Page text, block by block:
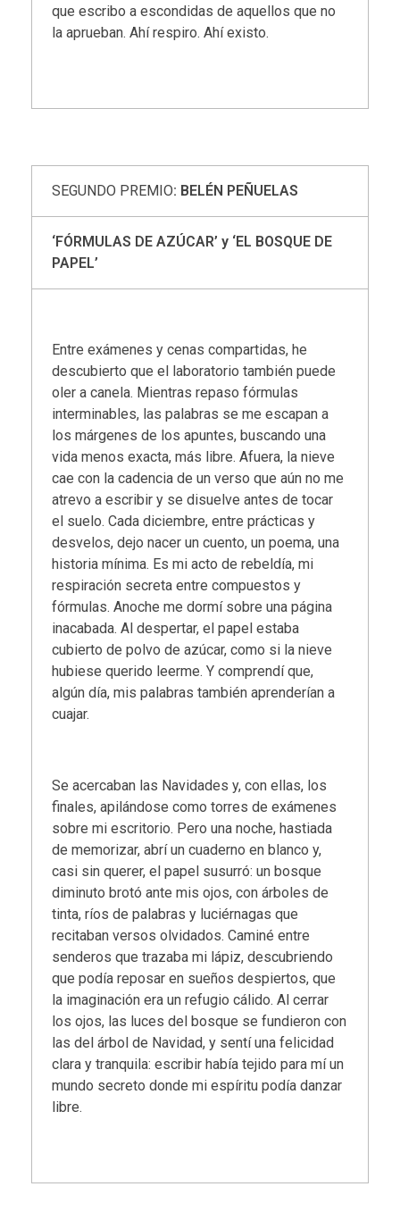
que escribo a escondidas de aquellos que no
la aprueban. Ahí respiro. Ahí existo.
SEGUNDO PREMIO: BELÉN PEÑUELAS
‘FÓRMULAS DE AZÚCAR’ y ‘EL BOSQUE DE
PAPEL’
Entre exámenes y cenas compartidas, he
descubierto que el laboratorio también puede
oler a canela. Mientras repaso fórmulas
interminables, las palabras se me escapan a
los márgenes de los apuntes, buscando una
vida menos exacta, más libre. Afuera, la nieve
cae con la cadencia de un verso que aún no me
atrevo a escribir y se disuelve antes de tocar
el suelo. Cada diciembre, entre prácticas y
desvelos, dejo nacer un cuento, un poema, una
historia mínima. Es mi acto de rebeldía, mi
respiración secreta entre compuestos y
fórmulas. Anoche me dormí sobre una página
inacabada. Al despertar, el papel estaba
cubierto de polvo de azúcar, como si la nieve
hubiese querido leerme. Y comprendí que,
algún día, mis palabras también aprenderían a
cuajar.
Se acercaban las Navidades y, con ellas, los
finales, apilándose como torres de exámenes
sobre mi escritorio. Pero una noche, hastiada
de memorizar, abrí un cuaderno en blanco y,
casi sin querer, el papel susurró: un bosque
diminuto brotó ante mis ojos, con árboles de
tinta, ríos de palabras y luciérnagas que
recitaban versos olvidados. Caminé entre
senderos que trazaba mi lápiz, descubriendo
que podía reposar en sueños despiertos, que
la imaginación era un refugio cálido. Al cerrar
los ojos, las luces del bosque se fundieron con
las del árbol de Navidad, y sentí una felicidad
clara y tranquila: escribir había tejido para mí un
mundo secreto donde mi espíritu podía danzar
libre.